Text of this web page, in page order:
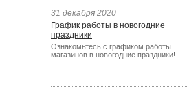
31 декабря 2020
График работы в новогодние
праздники
Ознакомьтесь с графиком работы
магазинов в новогодние праздники!